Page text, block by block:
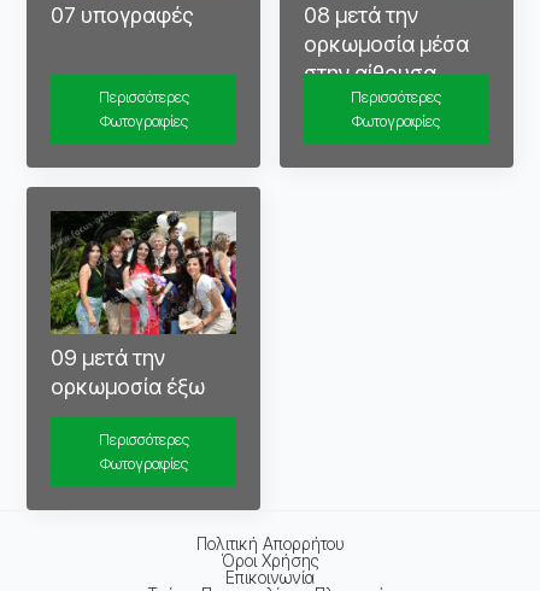
07 υπογραφές
Περισσότερες
Φωτογραφίες
08 μετά την
ορκωμοσία μέσα
στην αίθουσα
Περισσότερες
Φωτογραφίες
09 μετά την
ορκωμοσία έξω
Περισσότερες
Φωτογραφίες
Πολιτική Απορρήτου
Όροι Χρήσης
Επικοινωνία